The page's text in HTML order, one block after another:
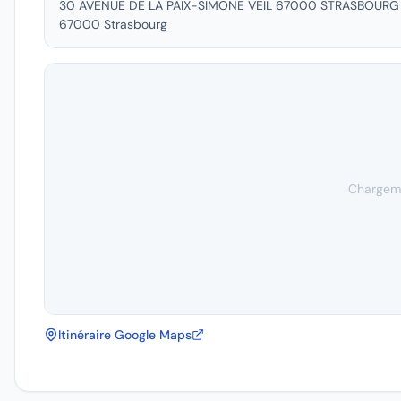
30 AVENUE DE LA PAIX-SIMONE VEIL 67000 STRASBOURG
67000 Strasbourg
Itinéraire Google Maps